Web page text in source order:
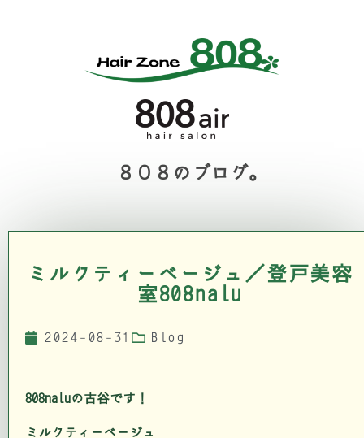
８０８のブログ。
ミルクティーベージュ／登戸美容
室808nalu
2024-08-31 Blog
808naluの古谷です！
ミルクティーベージュ